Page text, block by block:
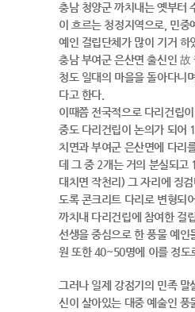
충남 청양군 까치내는 옛부터
이 흐르는 청정지역으로, 민중
예인 걸립단체가 많이 기거 하
충남 부여군 은산면 출신인 故
청도 일대의 마을을 돌아다니
다고 한다.
이때쯤 전국적으로 다리건립
중도 다리건립이 논의가 되어
치면과 부여군 은산면에 다리
데 그 중 2개는 거의 분실되고
대치면 작천리) 그 자리에 징
도록 콘크리트 다리로 변형되
까치내 다리건립에 참여한 걸
선생을 중심으로 한 풍물 예인
원 또한 40~50명에 이를 정도
그러나 일제 강점기의 민족 말
신이 살아있는 대중 예술인 풍